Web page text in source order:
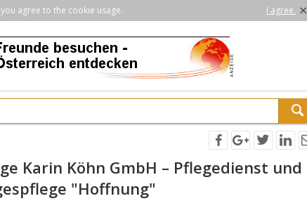
agree to the cookie usage. I agree. ×
Karin Köhn GmbH – Pflegedienst und
"Hoffnung"